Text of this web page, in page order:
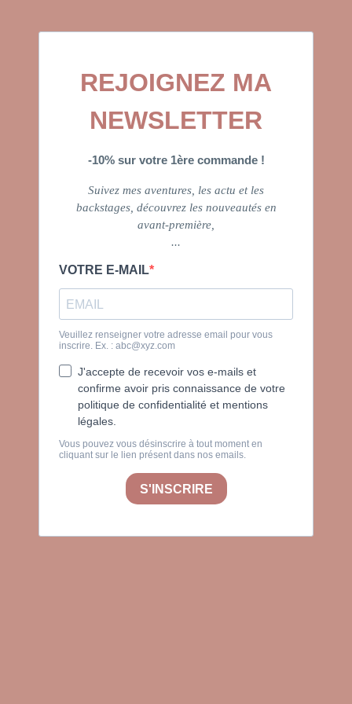
REJOIGNEZ MA
NEWSLETTER
-10% sur votre 1ère commande !
Suivez mes aventures, les actu et les
backstages, découvrez les nouveautés en
avant-première,
...
VOTRE E-MAIL
Veuillez renseigner votre adresse email pour vous
inscrire. Ex. : abc@xyz.com
J'accepte de recevoir vos e-mails et
confirme avoir pris connaissance de votre
politique de confidentialité et mentions
légales.
Vous pouvez vous désinscrire à tout moment en
cliquant sur le lien présent dans nos emails.
S'INSCRIRE